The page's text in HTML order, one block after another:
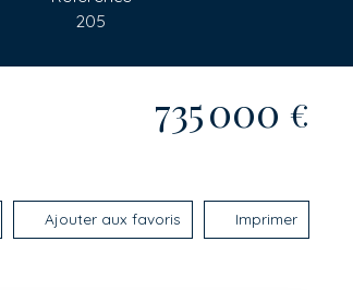
205
735 000 €
Ajouter aux favoris Imprimer